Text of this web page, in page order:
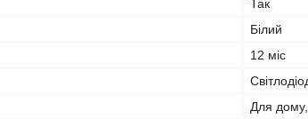
Так
Білий
12 міс
Для